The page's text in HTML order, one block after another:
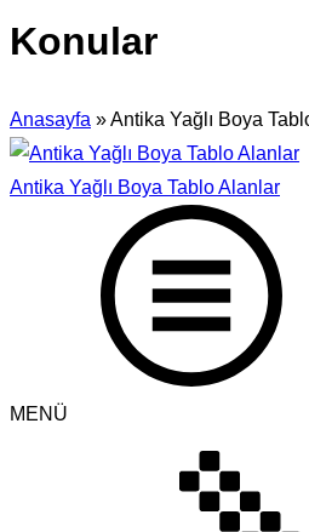
Konular
Anasayfa »Antika Yağlı Boya
Antika Yağlı Boya Tablo Alanlar
MENÜ